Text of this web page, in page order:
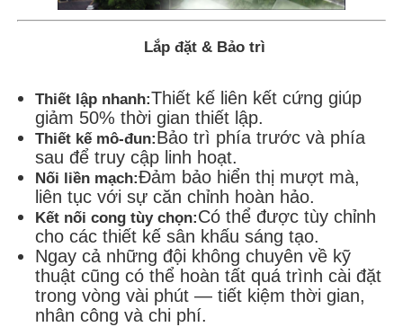
Lắp đặt & Bảo trì
Thiết lập nhanh:Thiết kế liên kết cứng giúp
giảm 50% thời gian thiết lập.
Thiết kế mô-đun:Bảo trì phía trước và phía
sau để truy cập linh hoạt.
Nối liền mạch:Đảm bảo hiển thị mượt mà,
liên tục với sự căn chỉnh hoàn hảo.
Kết nối cong tùy chọn:Có thể được tùy chỉnh
cho các thiết kế sân khấu sáng tạo.
Ngay cả những đội không chuyên về kỹ
thuật cũng có thể hoàn tất quá trình cài đặt
trong vòng vài phút — tiết kiệm thời gian,
nhân công và chi phí.